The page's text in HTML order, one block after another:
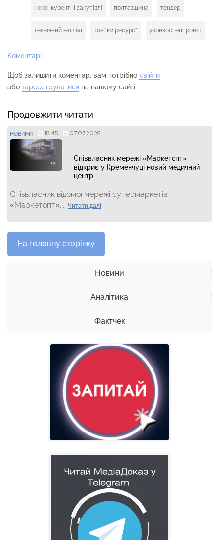
неконкурентні закупівлі полтавщина тендер
технічний нагляд тов "км ресурс" укрекоспецпроект
Коментарі
Щоб залишити коментар, вам потрібно увійти
або зареєструватися на нашому сайті
Продовжити читати
НОВИНИ 18:45 07.07.2026
Співвласник мережі «Маркетопт»
відкриє у Кременчуці новий медичний
центр
Співвласник відомої мережі супермаркетів
«Маркетопт»...
Читати далі
На головну сторінку
Новини
Аналітика
Фактчек